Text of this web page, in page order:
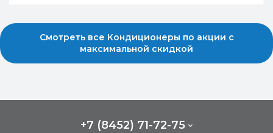
Смотреть все Кондиционеры по акции с
максимальной скидкой
+7 (8452) 71-72-75